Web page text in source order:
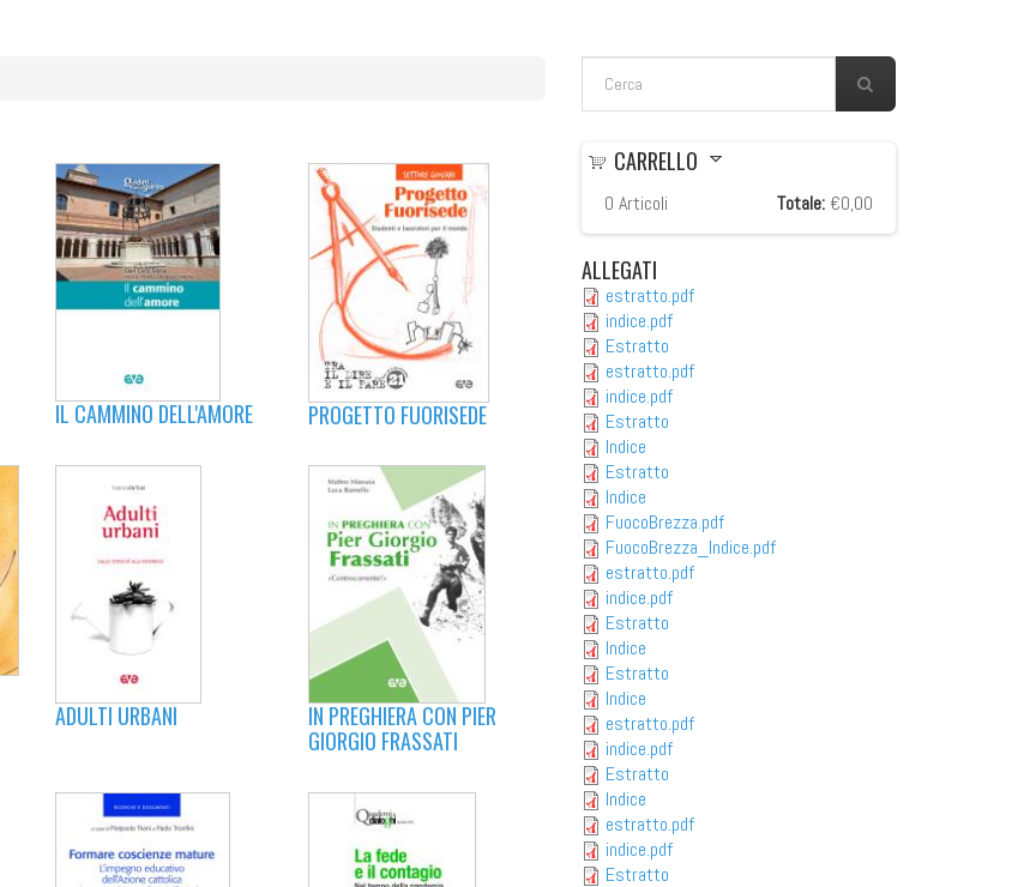
FORM DI RICERCA
IL CAMMINO DELL'AMORE PROGETTO FUORISEDE
ADULTI URBANI
IN PREGHIERA CON PIER
GIORGIO FRASSATI
CARRELLO
0 Articoli Totale: €0,00
ALLEGATI
estratto.pdf
indice.pdf
Estratto
estratto.pdf
indice.pdf
Estratto
Indice
Estratto
Indice
FuocoBrezza.pdf
FuocoBrezza_Indice.pdf
estratto.pdf
indice.pdf
Estratto
Indice
Estratto
Indice
estratto.pdf
indice.pdf
Estratto
Indice
estratto.pdf
indice.pdf
Estratto